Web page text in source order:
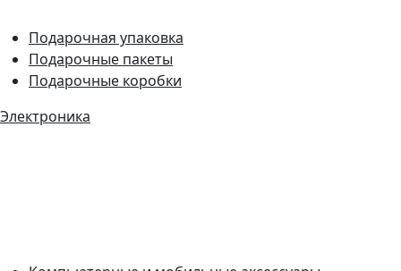
Подарочная упаковка
Подарочные пакеты
Подарочные коробки
Электроника